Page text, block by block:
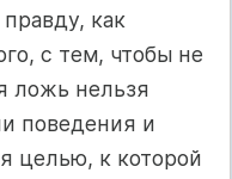
как
с тем, чтобы не
ложь нельзя
поведения и
целью, к которой